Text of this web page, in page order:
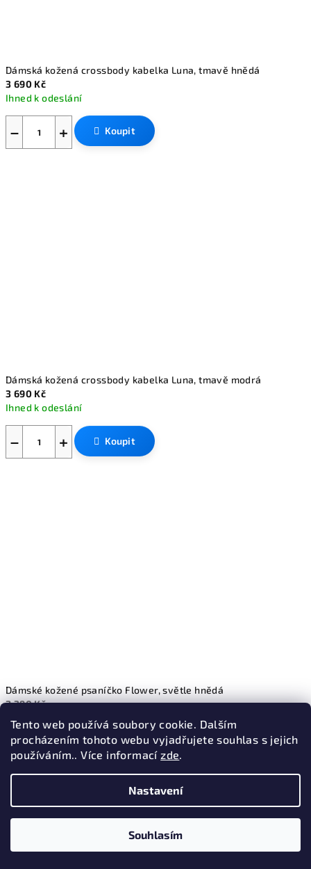
Tento web používá soubory cookie. Dalším
procházením tohoto webu vyjadřujete souhlas s jejich
používáním.. Více informacízde.
Nastavení
Souhlasím
Dámská kožená crossbody kabelka Luna, tmavě hnědá
3 690 Kč
Ihned k odeslání
+
− Koupit
Dámská kožená crossbody kabelka Luna, tmavě modrá
3 690 Kč
Ihned k odeslání
+
− Koupit
Dámské kožené psaníčko Flower, světle hnědá
2 390 Kč
Ihned k odeslání
+
− Koupit